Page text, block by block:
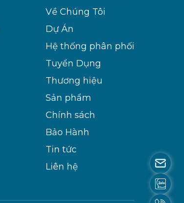
Về Chúng Tôi
Dự Án
Hệ thống phân phối
Tuyển Dụng
Thương hiệu
Sản phẩm
Chính sách
Bảo Hành
Tin tức
Liên hệ